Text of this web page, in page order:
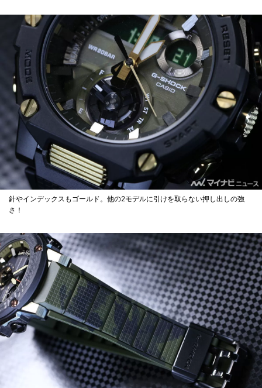
針やインデックスもゴールド。他の2モデルに引けを取らない押し出しの強
さ！